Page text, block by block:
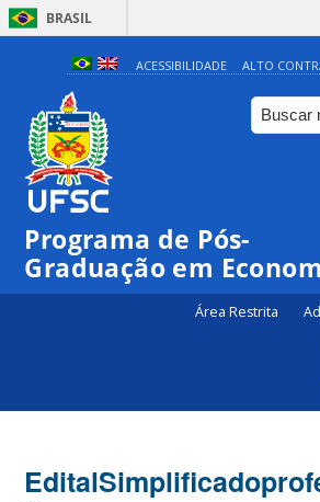
BRASIL
ACESSIBILIDADE ALTO
Programa de Pós-
Graduação em
Área Restrita